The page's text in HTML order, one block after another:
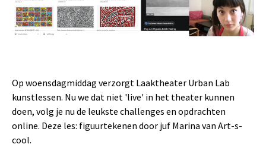
Op woensdagmiddag verzorgt Laaktheater Urban Lab
kunstlessen. Nu we dat niet 'live' in het theater kunnen
doen, volg je nu de leukste challenges en opdrachten
online. Deze les: figuurtekenen door juf Marina van Art-s-
cool.